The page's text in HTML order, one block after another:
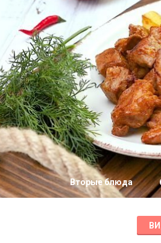
Вторые блюда